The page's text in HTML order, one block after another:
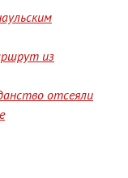
из
отсеяли